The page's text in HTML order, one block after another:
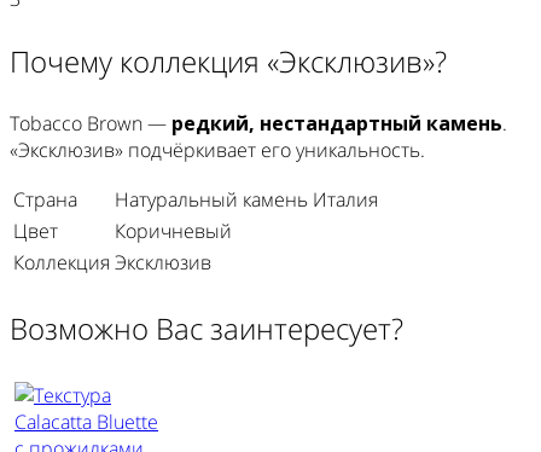
Почему коллекция «Эксклюзив»?
Tobacco Brown — редкий, нестандартный камень.
«Эксклюзив» подчёркивает его уникальность.
Страна
Натуральный камень Италия
Цвет
Коричневый
Коллекция Эксклюзив
Возможно Вас заинтересует?